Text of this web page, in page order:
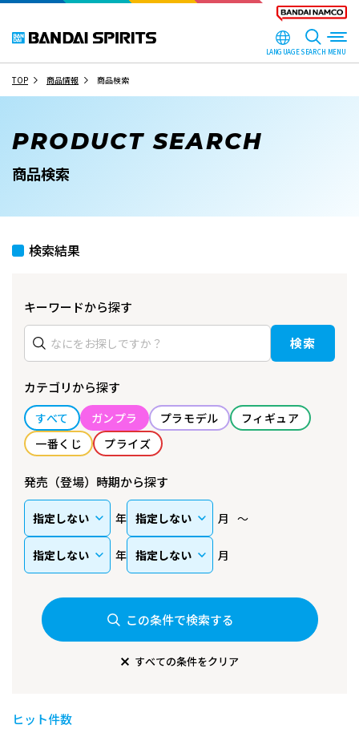
LANGUAGESEARCH
TOP 商品情報 商品検索
PRODUCT SEARCH
商品検索
検索結果
キーワードから探す
検索
カテゴリから探す
すべて ガンプラ プラモデル
フィギュア
一番くじ
プライズ
発売（登場）時期から探す
年 月
年 月
この条件で検索する
すべての条件をクリア
ヒット件数